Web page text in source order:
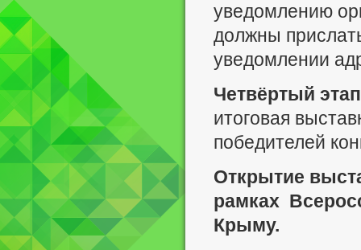
уведомлению
должны
уведомлении
Четвёртый этап
итоговая
победителей
Открытие
рамках
Крыму.